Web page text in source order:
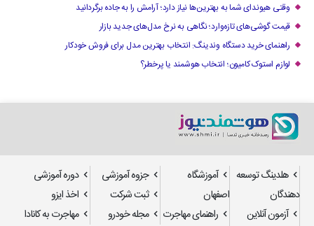
وقتی هیوندای شما به بهترین‌ها نیاز دارد؛ آرامش را به جاده برگردانید
قیمت گوشی‌های تازه‌وارد؛ نگاهی به نرخ مدل‌های جدید بازار
راهنمای خرید دستگاه وندینگ: انتخاب بهترین مدل برای فروش خودکار
لوازم استوک کامیون؛ انتخاب هوشمند یا پرخطر؟
هلدینگ توسعه
دهندگان
آموزشگاه
اصفهان
جزوه آموزشی
دوره آموزشی
ثبت شرکت
اخذ ایزو
آزمون آنلاین
راهنمای مهاجرت مجله خودرو مهاجرت به کانادا